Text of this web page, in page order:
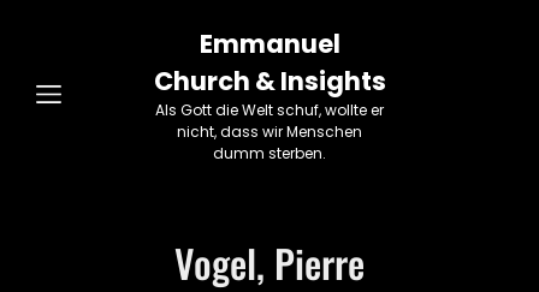
Emmanuel
Church & Insights
Als Gott die Welt schuf, wollte er
nicht, dass wir Menschen
dumm sterben.
Vogel, Pierre